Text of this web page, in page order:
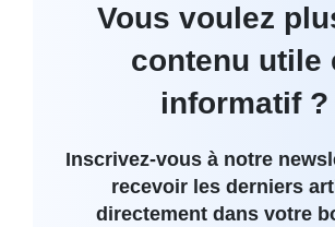
Vous voulez
contenu utile
informatif ?
Inscrivez-vous à notre
recevoir les derniers
directement dans votre